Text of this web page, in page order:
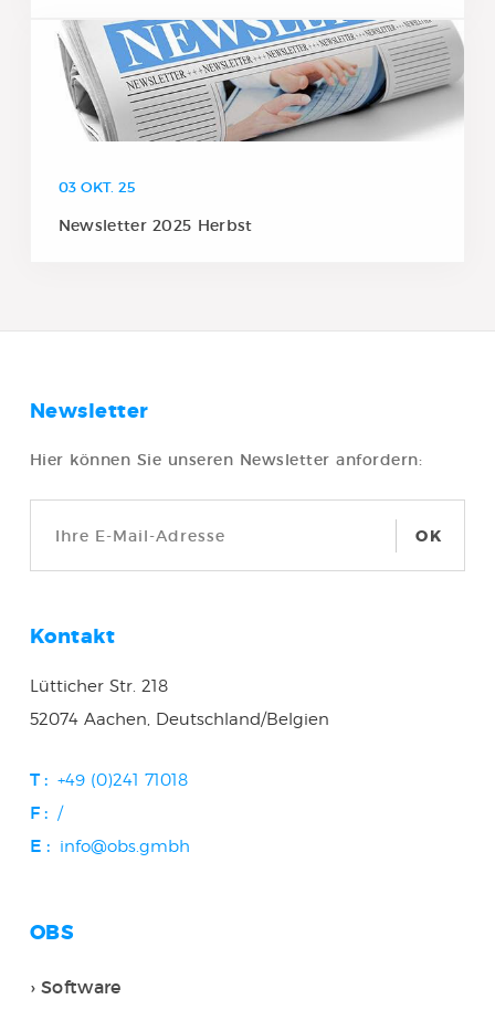
03 OKT. 25
Newsletter 2025 Herbst
Newsletter
Hier können Sie unseren Newsletter anfordern:
OK
Kontakt
Lütticher Str. 218
52074 Aachen, Deutschland/Belgien
T : +49 (0)241 71018
F : /
E : info@obs.gmbh
OBS
Software